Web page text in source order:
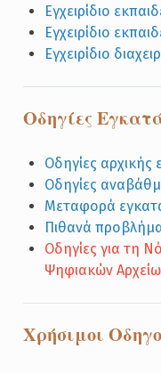
Εγχειρίδιο
Εγχειρίδιο
Εγχειρίδιο
Οδηγίες
Οδηγίες
Οδηγίες
Μεταφορά
Πιθανά
Οδηγίες για τη
Ψηφιακών
Χρήσιμοι